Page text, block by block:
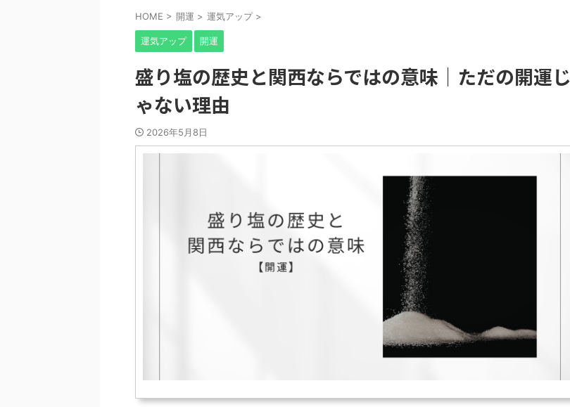
HOME > 開運 > 運気アップ >
運気アップ 開運
盛り塩の歴史と関西ならではの意味｜ただの開運じ
ゃない理由
2026年5月8日